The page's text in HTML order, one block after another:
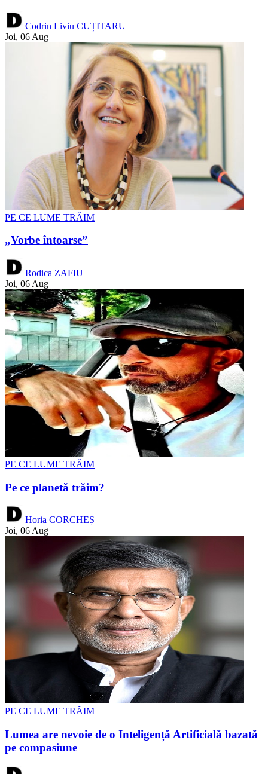
Codrin Liviu CUȚITARU
Joi, 06 Aug
PE CE LUME TRĂIM
„Vorbe întoarse”
Rodica ZAFIU
Joi, 06 Aug
PE CE LUME TRĂIM
Pe ce planetă trăim?
Horia CORCHEȘ
Joi, 06 Aug
PE CE LUME TRĂIM
Lumea are nevoie de o Inteligență Artificială bazată
pe compasiune